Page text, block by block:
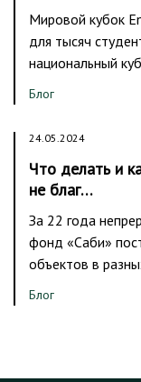
Мировой кубок
для тысяч
национальный
Блог
24.05.2024
Что делать и
не благ…
За 22 года
фонд «Саби»
объектов в
Блог